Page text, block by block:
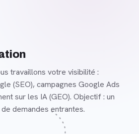
travaillons votre visibilité :
(SEO), campagnes Google Ads
sur les IA (GEO). Objectif : un
demandes entrantes.